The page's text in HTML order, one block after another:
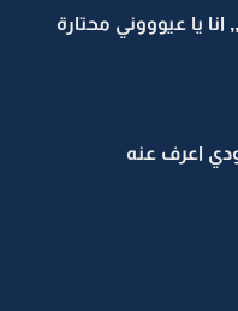
يا عيوووني محتارة
اعرف عنه